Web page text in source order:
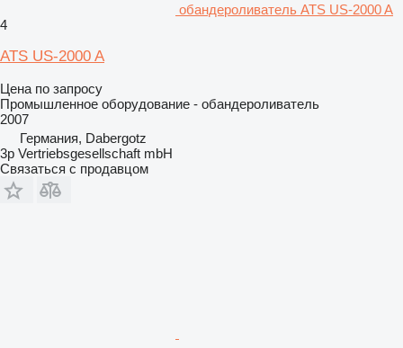
обандероливатель ATS US-2000 A
4
ATS US-2000 A
Цена по запросу
Промышленное оборудование - обандероливатель
2007
Германия, Dabergotz
3p Vertriebsgesellschaft mbH
Связаться с продавцом